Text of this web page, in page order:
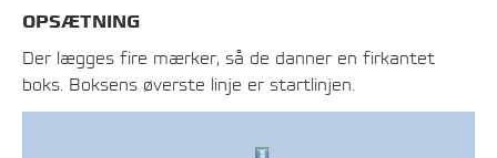
OPSÆTNING
Der lægges fire mærker, så de danner en firkantet
boks. Boksens øverste linje er startlinjen.